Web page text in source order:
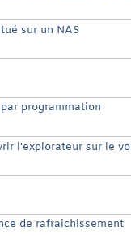
sur un NAS
programmation
l'explorateur sur le
de rafraichissement